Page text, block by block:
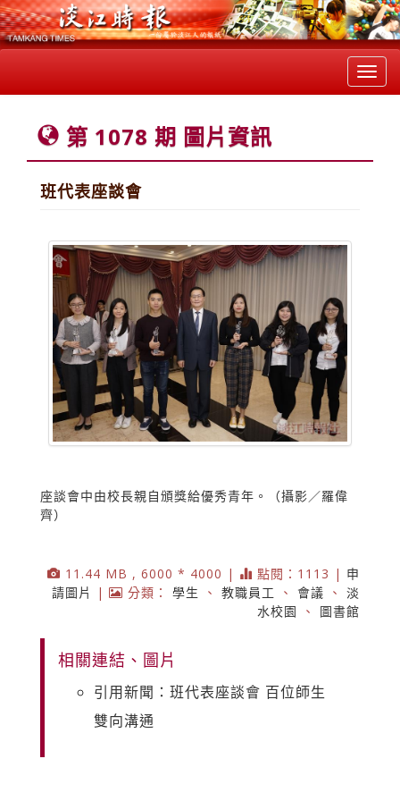
第 1078 期 圖片資訊
班代表座談會
座談會中由校長親自頒獎給優秀青年。（攝影／羅偉
齊）
11.44 MB , 6000 * 4000 | 點閱：1113 | 申
請圖片
| 分類： 學生 、 教職員工 、 會議 、 淡
水校園
、 圖書館
相關連結、圖片
引用新聞：班代表座談會 百位師生
雙向溝通